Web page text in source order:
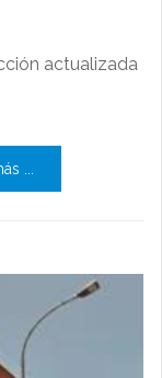
actualizada
...